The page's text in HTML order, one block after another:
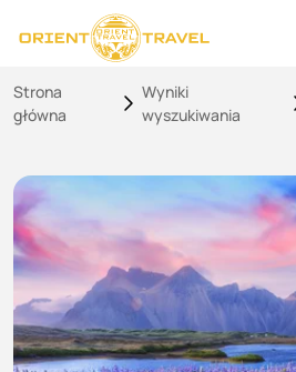
Strona
główna
Wyniki
wyszukiwania